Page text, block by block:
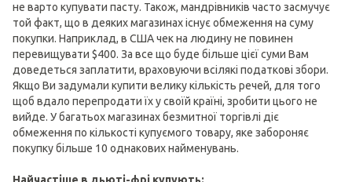
не варто купувати пасту. Також, мандрівників часто засмучує
той факт, що в деяких магазинах існує обмеження на суму
покупки. Наприклад, в США чек на людину не повинен
перевищувати $400. За все що буде більше цієї суми Вам
доведеться заплатити, враховуючи всілякі податкові збори.
Якщо Ви задумали купити велику кількість речей, для того
щоб вдало перепродати їх у своїй країні, зробити цього не
вийде. У багатьох магазинах безмитної торгівлі діє
обмеження по кількості купуємого товару, яке забороняє
покупку більше 10 однакових найменувань.